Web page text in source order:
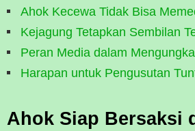
Ahok Kecewa Tidak Bisa
Kejagung Tetapkan Sembilan
Peran Media dalam
Harapan untuk Pengusutan
Ahok Siap Bersaksi